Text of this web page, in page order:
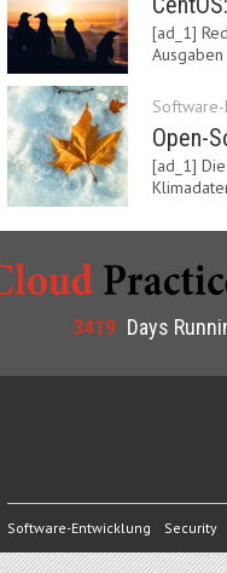
[ad_1]
Software-
[ad_1]
3419 Days
Software-Entwicklung Security